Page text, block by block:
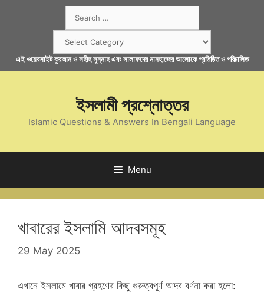
for:
এই ওয়েবসাইট কুরআন ও সহীহ সুন্নাহ এবং সালাফদের মানহাজের আলোকে প্রতিষ্ঠিত ও পরিচালিত
ইসলামী প্রশ্নোত্তর
Islamic Questions & Answers In Bengali Language
Menu
খাবারের ইসলামি আদবসমূহ
29 May 2025
এখানে ইসলামে খাবার গ্রহণের কিছু গুরুত্বপূর্ণ আদব বর্ণনা করা হলো: